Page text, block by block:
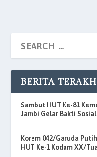
BERITA
Sambut HUT Ke-81
Jambi Gelar Bakti
Korem 042/Garuda
HUT Ke-1 Kodam XX/